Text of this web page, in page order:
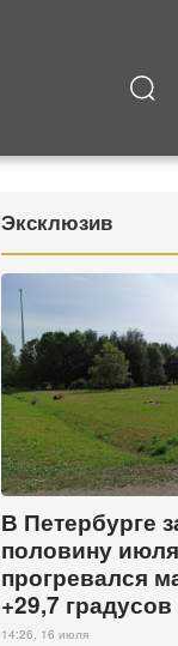
Эксклюзив
В Петербурге
половину
прогревался
+29,7 градусов
14:26, 16 июля